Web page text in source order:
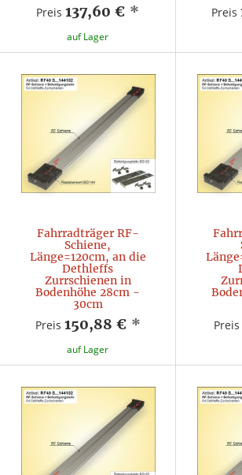
Preis 137,60 € *
auf Lager
Preis
Fahrradträger RF-
Schiene,
Länge=120cm, an die
Dethleffs
Zurrschienen in
Bodenhöhe 28cm -
30cm
Preis 150,88 € *
auf Lager
Preis